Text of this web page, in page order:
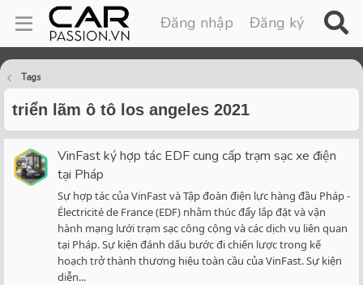
Đăng nhập Đăng ký
Tags
triển lãm ô tô los angeles 2021
VinFast ký hợp tác EDF cung cấp trạm sạc xe điện
tại Pháp
Sự hợp tác của VinFast và Tập đoàn điện lực hàng đầu Pháp -
Électricité de France (EDF) nhằm thúc đẩy lắp đặt và vận
hành mạng lưới trạm sạc công cộng và các dịch vụ liên quan
tại Pháp. Sự kiện đánh dấu bước đi chiến lược trong kế
hoạch trở thành thương hiệu toàn cầu của VinFast. Sự kiện
diễn...